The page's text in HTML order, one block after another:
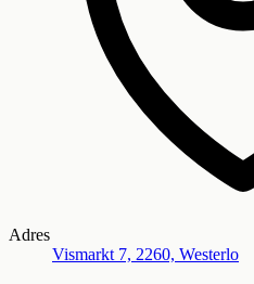
Adres
Vismarkt 7, 2260, Westerlo